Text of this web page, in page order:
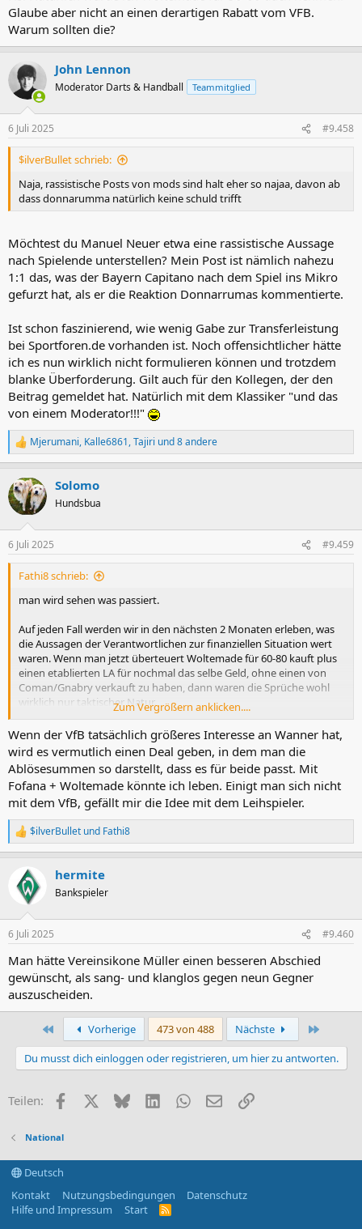
dann ein Aznou spielt, eine Niederlage verschuldet und
Rummenigge was von "ich bin kein Fan der Rotation" schwafelt,
muss man sich nicht wundern, wenn sich da keiner was traut.
Und dann doch noch positiv zu gestern: Dem Lob für Laimer und
Boey schließe ich mich an, beide mit ganz viel Herz, wenn auch nicht
alles klappt und Mängel da sind. Upamecano auch wieder stark und
Pavlovic mMn mit den besten 60 Minuten seit längerer Zeit.
Glaube aber nicht an einen derartigen Rabatt vom VFB.
Warum sollten die?
John Lennon
Moderator Darts & Handball Teammitglied
6 Juli 2025 #9.458
$ilverBullet schrieb:
Naja, rassistische Posts von mods sind halt eher so najaa, davon ab
dass donnarumma natürlich keine schuld trifft
Möchtest du Manuel Neuer etwa eine rassistische Aussage
nach Spielende unterstellen? Mein Post ist nämlich nahezu
1:1 das, was der Bayern Capitano nach dem Spiel ins Mikro
gefurzt hat, als er die Reaktion Donnarrumas kommentierte.
Ist schon faszinierend, wie wenig Gabe zur Transferleistung
bei Sportforen.de vorhanden ist. Noch offensichtlicher hätte
ich es nun wirklich nicht formulieren können und trotzdem
blanke Überforderung. Gilt auch für den Kollegen, der den
Beitrag gemeldet hat. Natürlich mit dem Klassiker "und das
von einem Moderator!!!"
R
e
k
t
i
e
n
Mjerumani, Kalle6861,Tajiri und 8 andere
Solomo
Hundsbua
6 Juli 2025 #9.459
Fathi8 schrieb:
man wird sehen was passiert.
Auf jeden Fall werden wir in den nächsten 2 Monaten erleben, was
die Aussagen der Verantwortlichen zur finanziellen Situation wert
waren. Wenn man jetzt überteuert Woltemade für 60-80 kauft plus
einen etablierten LA für nochmal das selbe Geld, ohne einen von
Coman/Gnabry verkauft zu haben, dann waren die Sprüche wohl
wirklich nur taktischer Natur.
Mein Plan wäre: junger LA (evtl. Fofana, wenn man ihn für 35-40
bekommt), evtl. eine Leihe eines erfahrenen 10ers, der sich mit den
jungen (u.a. Wanner) um die freigewordenen Minuten battlet.
Gnabry macht den Backup für Kane sie lange Olise fit ist.
Das muss in Zusammenarbeit mit dem hochklassigen restlichen
Stamm reichen um die CL Hauptrunde zu überstehen und in der
BULI vorne dabei zu sein.
P.s. Natürlich würde ich Woltemade für 50-60 auch nehmen. Glaube
Zum Vergrößern anklicken....
Wenn der VfB tatsächlich größeres Interesse an Wanner hat,
wird es vermutlich einen Deal geben, in dem man die
Ablösesummen so darstellt, dass es für beide passt. Mit
Fofana + Woltemade könnte ich leben. Einigt man sich nicht
mit dem VfB, gefällt mir die Idee mit dem Leihspieler.
R
e
t
e
:
$ilverBullet und Fathi8
hermite
Bankspieler
6 Juli 2025 #9.460
Man hätte Vereinsikone Müller einen besseren Abschied
gewünscht, als sang- und klanglos gegen neun Gegner
auszuscheiden.
Erste Vorherige 473 von 488 Nächste
Du musst dich einloggen oder registrieren, um hier zu antworten.
Teilen: FacebookX (Twitter)
BlueskyLinkedInWhatsApp
E-MailLink
National
Deutsch
Kontakt
Nutzungsbedingungen
Datenschutz
Hilfe und Impressum
Start
R